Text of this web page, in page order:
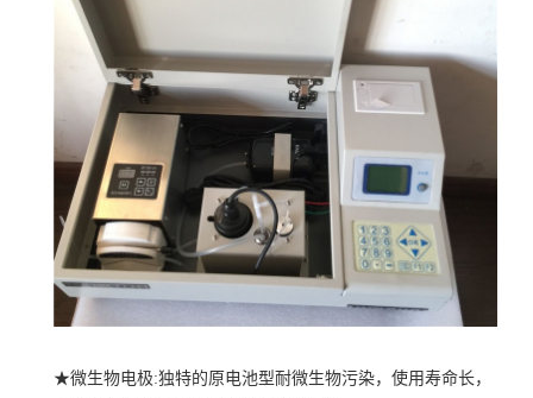
★微生物电极:独特的原电池型耐微生物污染，使用寿命长，